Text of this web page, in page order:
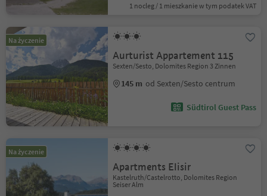
1 nocleg / 1 mieszkanie w tym podatek VAT
Na życzenie
Aurturist Appartement 115
Sexten/Sesto, Dolomites Region 3 Zinnen
145 m od Sexten/Sesto centrum
Südtirol Guest Pass
Na życzenie
Apartments Elisir
Kastelruth/Castelrotto, Dolomites Region
Seiser Alm